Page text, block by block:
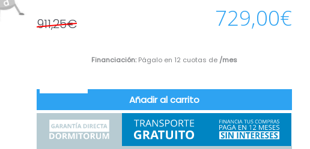
911,25€ 729,00€
Financiación: Págalo en 12 cuotas de /mes
Añadir al carrito